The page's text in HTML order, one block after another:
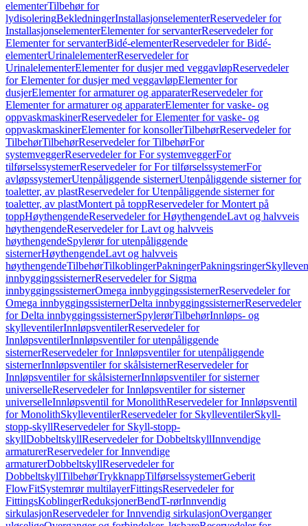
elementerTilbehør for
lydisoleringBekledningerInstallasjonselementerReservedeler for
InstallasjonselementerElementer for servanterReservedeler for
Elementer for servanterBidé-elementerReservedeler for Bidé-
elementerUrinalelementerReservedeler for
UrinalelementerElementer for dusjer med veggavløpReservedeler
for Elementer for dusjer med veggavløpElementer for
dusjerElementer for armaturer og apparaterReservedeler for
Elementer for armaturer og apparaterElementer for vaske- og
oppvaskmaskinerReservedeler for Elementer for vaske- og
oppvaskmaskinerElementer for konsollerTilbehørReservedeler for
TilbehørTilbehørReservedeler for TilbehørFor
systemveggerReservedeler for For systemveggerFor
tilførselssystemerReservedeler for For tilførselssystemerFor
avløpssystemerUtenpåliggende sisternerUtenpåliggende sisterner for
toaletter, av plastReservedeler for Utenpåliggende sisterner for
toaletter, av plastMontert på toppReservedeler for Montert på
toppHøythengendeReservedeler for HøythengendeLavt og halvveis
høythengendeReservedeler for Lavt og halvveis
høythengendeSpylerør for utenpåliggende
sisternerHøythengendeLavt og halvveis
høythengendeTilbehørTilkoblingerPakningerPakningsringer
innbyggingssisternerReservedeler for Sigma
innbyggingssisternerOmega innbyggingssisternerReservedeler for
Omega innbyggingssisternerDelta innbyggingssisternerReservedeler
for Delta innbyggingssisternerSpylerørTilbehørInnløps- og
skylleventilerInnløpsventilerReservedeler for
InnløpsventilerInnløpsventiler for utenpåliggende
sisternerReservedeler for Innløpsventiler for utenpåliggende
sisternerInnløpsventiler for skålsisternerReservedeler for
Innløpsventiler for skålsisternerInnløpsventiler for sisterner
universelleReservedeler for Innløpsventiler for sisterner
universelleInnløpsventil for MonolithReservedeler for Innløpsventil
for MonolithSkylleventilerReservedeler for SkylleventilerSkyll-
stopp-skyllReservedeler for Skyll-stopp-
skyllDobbeltskyllReservedeler for DobbeltskyllInnvendige
armaturerReservedeler for Innvendige
armaturerDobbeltskyllReservedeler for
DobbeltskyllTilbehørTrykknappTilførselssystemerGeberit
FlowFitSystemrør multilayerFittingsReservedeler for
FittingsKoblingerReduksjonerBendT-rørInnvendig
sirkulasjonReservedeler for Innvendig sirkulasjonOverganger